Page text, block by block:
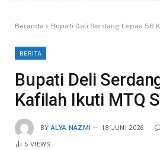
Beranda » Bupati Deli Serdang Lepas 56
BERITA
Bupati Deli
Kafilah Ikuti MTQ
BY ALYA NAZMI 18 JUNI 2026
5VIEWS